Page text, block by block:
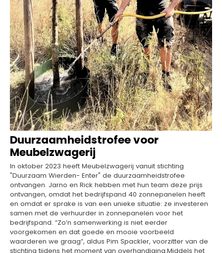
Duurzaamheidstrofee voor
Meubelzwagerij
In oktober 2023 heeft Meubelzwagerij vanuit stichting
"Duurzaam Wierden- Enter" de duurzaamheidstrofee
ontvangen. Jarno en Rick hebben met hun team deze prijs
ontvangen, omdat het bedrijfspand 40 zonnepanelen heeft
en omdat er sprake is van een unieke situatie: ze investeren
samen met de verhuurder in zonnepanelen voor het
bedrijfspand. “Zo’n samenwerking is niet eerder
voorgekomen en dat goede en mooie voorbeeld
waarderen we graag”, aldus Pim Spackler, voorzitter van de
stichting tijdens het moment van overhandiging.Middels het